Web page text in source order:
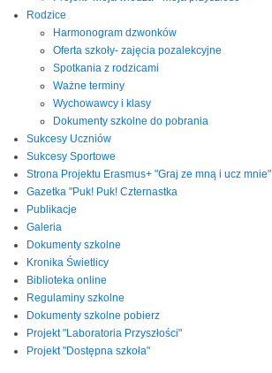
Rodzice
Harmonogram dzwonków
Oferta szkoły- zajęcia pozalekcyjne
Spotkania z rodzicami
Ważne terminy
Wychowawcy i klasy
Dokumenty szkolne do pobrania
Sukcesy Uczniów
Sukcesy Sportowe
Strona Projektu Erasmus+ "Graj ze mną i ucz mnie"
Gazetka "Puk! Puk! Czternastka
Publikacje
Galeria
Dokumenty szkolne
Kronika Świetlicy
Biblioteka online
Regulaminy szkolne
Dokumenty szkolne pobierz
Projekt "Laboratoria Przyszłości"
Projekt "Dostępna szkoła"